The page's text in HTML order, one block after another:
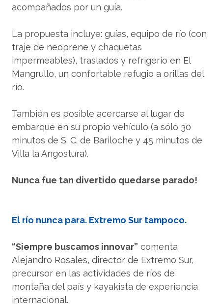
acompañados por un guía.
La propuesta incluye: guías, equipo de río (con
traje de neoprene y chaquetas
impermeables), traslados y refrigerio en El
Mangrullo, un confortable refugio a orillas del
río.
También es posible acercarse al lugar de
embarque en su propio vehículo (a sólo 30
minutos de S. C. de Bariloche y 45 minutos de
Villa la Angostura).
Nunca fue tan divertido quedarse parado!
El río nunca para. Extremo Sur tampoco.
“Siempre buscamos innovar” comenta
Alejandro Rosales, director de Extremo Sur,
precursor en las actividades de ríos de
montaña del país y kayakista de experiencia
internacional.